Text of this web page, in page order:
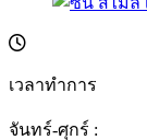
เวลาทำการ
จันทร์-ศุกร์ :